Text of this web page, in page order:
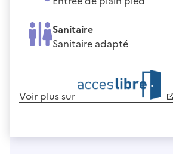
Sanitaire
Sanitaire adapté
Voir plus sur